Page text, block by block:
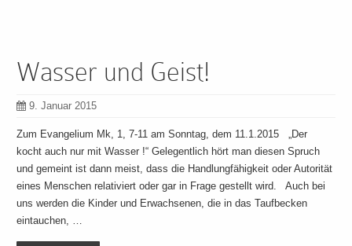
Wasser und Geist!
9. Januar 2015
Zum Evangelium Mk, 1, 7-11 am Sonntag, dem 11.1.2015 „Der
kocht auch nur mit Wasser !“ Gelegentlich hört man diesen Spruch
und gemeint ist dann meist, dass die Handlungfähigkeit oder Autorität
eines Menschen relativiert oder gar in Frage gestellt wird. Auch bei
uns werden die Kinder und Erwachsenen, die in das Taufbecken
eintauchen, …